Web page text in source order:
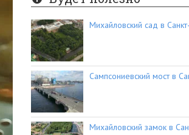
Михайловский сад в
Сампсониевский мост в
Михайловский замок в